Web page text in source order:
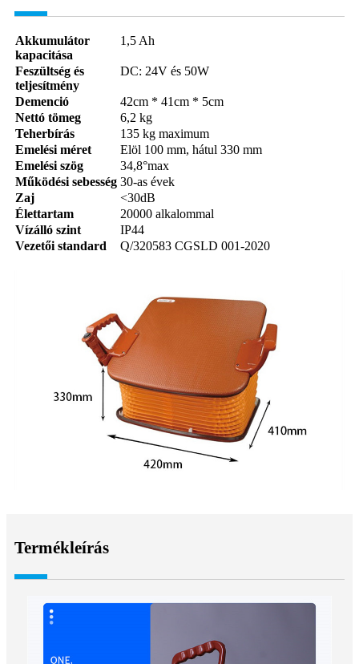
Akkumulátor
kapacitása
1,5 Ah
Feszültség és
teljesítmény
DC: 24V és 50W
Demenció
42cm * 41cm * 5cm
Nettó tömeg
6,2 kg
Teherbírás
135 kg maximum
Emelési méret
Elöl 100 mm, hátul 330 mm
Emelési szög
34,8°max
Működési sebesség 30-as évek
Zaj
<30dB
Élettartam
20000 alkalommal
Vízálló szint
IP44
Vezetői standard
Q/320583 CGSLD 001-2020
Termékleírás